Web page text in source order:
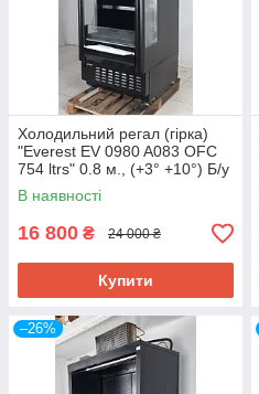
Холодильний регал (гірка)
"Everest EV 0980 A083 OFC
754 ltrs" 0.8 м., (+3° +10°) Б/у
В наявності
16 800 ₴ 24 000 ₴
Купити
–26%